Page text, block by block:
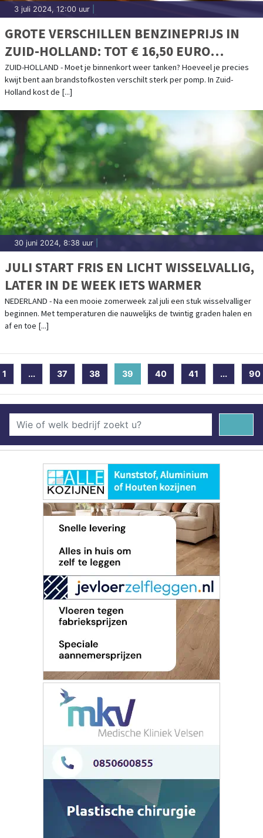
3 juli 2024, 12:00 uur
GROTE VERSCHILLEN BENZINEPRIJS IN
ZUID-HOLLAND: TOT € 16,50 EURO
VERSCHIL VOOR VOLLE TANK
ZUID-HOLLAND - Moet je binnenkort weer tanken? Hoeveel je precies
kwijt bent aan brandstofkosten verschilt sterk per pomp. In Zuid-
Holland kost de [...]
30 juni 2024, 8:38 uur
JULI START FRIS EN LICHT WISSELVALLIG,
LATER IN DE WEEK IETS WARMER
NEDERLAND - Na een mooie zomerweek zal juli een stuk wisselvalliger
beginnen. Met temperaturen die nauwelijks de twintig graden halen en
af en toe [...]
1 ... 37 38 39 (current)
40 41 ... 90